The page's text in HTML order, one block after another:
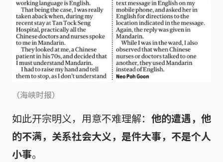
（海峡时报）
如此开宗明义，用意不难理解： 他的遭遇，他
的不满，关系社会大义，是件大事，不是个人
小事。